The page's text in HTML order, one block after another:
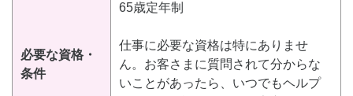
必要な資格・
条件
65歳定年制
仕事に必要な資格は特にありませ
ん。お客さまに質問されて分からな
いことがあったら、いつでもヘルプ